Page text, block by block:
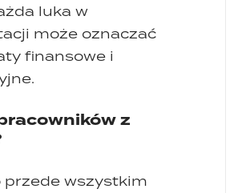
luka w
może oznaczać
finansowe i
z
przede wszystkim